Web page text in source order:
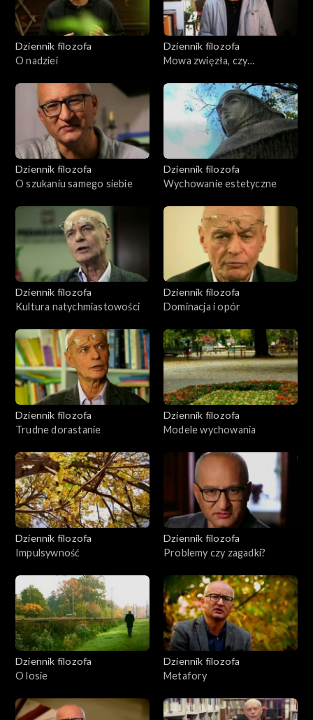
Dziennik filozofa
O nadziei
Dziennik filozofa
Mowa zwięzła, czy
Dziennik filozofa
O szukaniu samego siebie
Dziennik filozofa
Wychowanie estetyczne
Dziennik filozofa
Kultura natychmiastowości
Dziennik filozofa
Dominacja i opór
Dziennik filozofa
Trudne dorastanie
Dziennik filozofa
Modele wychowania
Dziennik filozofa
Impulsywność
Dziennik filozofa
Problemy czy zagadki?
Dziennik filozofa
O losie
Dziennik filozofa
Metafory